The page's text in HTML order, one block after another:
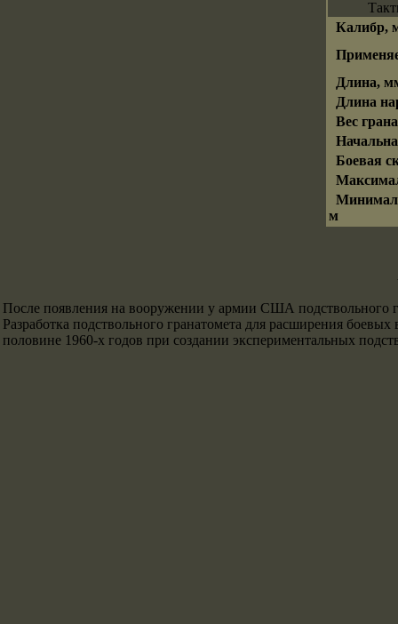
Калибр,
Длина,
Длина
Вес
Боевая
м
После появления на вооружении у армии США подствольного
Разработка подствольного гранатомета для расширения
половине 1960-х годов при создании экспериментальных